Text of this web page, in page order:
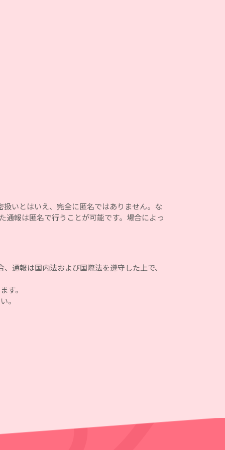
いとはいえ、完全に匿名ではありません。な
通報は匿名で行うことが可能です。場合によっ
通報は国内法および国際法を遵守した上で、
す。
。